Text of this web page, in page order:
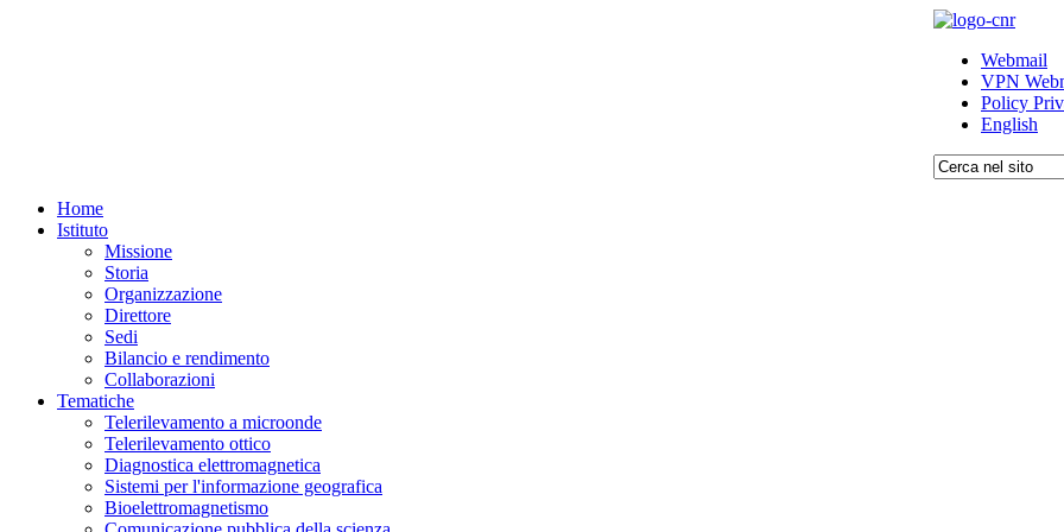
Webmail
VPN
Policy
English
Home
Istituto
Missione
Storia
Organizzazione
Direttore
Sedi
Bilancio e rendimento
Collaborazioni
Tematiche
Telerilevamento a microonde
Telerilevamento ottico
Diagnostica elettromagnetica
Sistemi per l'informazione geografica
Bioelettromagnetismo